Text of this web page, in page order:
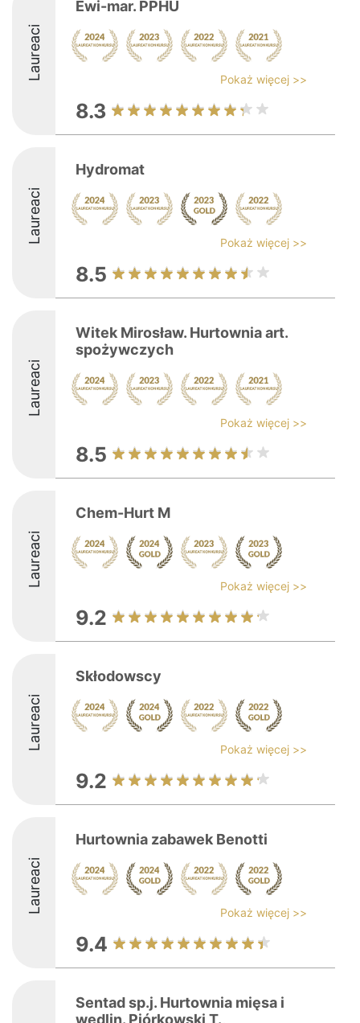
Laureaci
Ewi-mar. PPHU
Pokaż więcej >>
8.3
Laureaci
Hydromat
Pokaż więcej >>
8.5
Laureaci
Witek Mirosław. Hurtownia art.
spożywczych
Pokaż więcej >>
8.5
Laureaci
Chem-Hurt M
Pokaż więcej >>
9.2
Laureaci
Skłodowscy
Pokaż więcej >>
9.2
Laureaci
Hurtownia zabawek Benotti
Pokaż więcej >>
9.4
Sentad sp.j. Hurtownia mięsa i
wędlin. Piórkowski T.,